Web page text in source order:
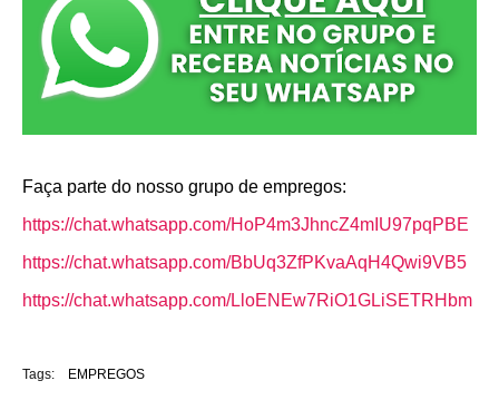
o
r
Faça parte do nosso grupo de empregos:
https://chat.whatsapp.com/HoP4m3JhncZ4mIU97pqPBE
https://chat.whatsapp.com/BbUq3ZfPKvaAqH4Qwi9VB5
https://chat.whatsapp.com/LloENEw7RiO1GLiSETRHbm
Tags: EMPREGOS